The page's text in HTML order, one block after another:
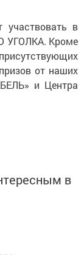
участвовать в
УГОЛКА. Кроме
от наших
и Центра
в